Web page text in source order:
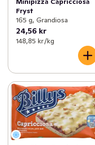
Fryst
165 g, Grandiosa
24,56 kr
148,85 kr /kg